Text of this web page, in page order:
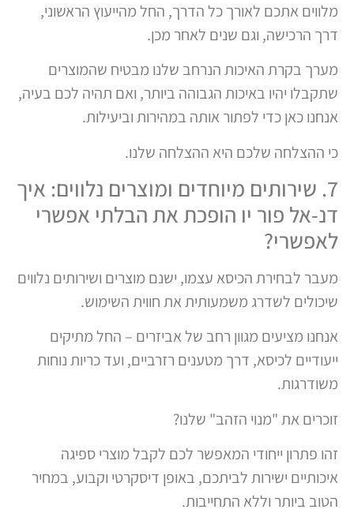
מלווים אתכם לאורך כל הדרך, החל מהייעוץ הראשוני,
דרך הרכישה, וגם שנים לאחר מכן.
מערך בקרת האיכות הנרחב שלנו מבטיח שהמוצרים
שתקבלו יהיו באיכות הגבוהה ביותר, ואם תהיה לכם בעיה,
אנחנו כאן כדי לפתור אותה במהירות וביעילות.
כי ההצלחה שלכם היא ההצלחה שלנו.
7. שירותים מיוחדים ומוצרים נלווים: איך
דנ-אל פור יו הופכת את הבלתי אפשרי
לאפשרי?
מעבר לבחירת הכיסא עצמו, ישנם מוצרים ושירותים נלווים
שיכולים לשדרג משמעותית את חווית השימוש.
אנחנו מציעים מגוון רחב של אביזרים – החל מתיקים
ייעודיים לכיסא, דרך מטענים רזרביים, ועד כריות נוחות
משודרגות.
זוכרים את "מנוי הזהב" שלנו?
זהו פתרון ייחודי המאפשר לכם לקבל מוצרי ספיגה
איכותיים ישירות לביתכם, באופן דיסקרטי וקבוע, במחיר
הטוב ביותר וללא התחייבות.